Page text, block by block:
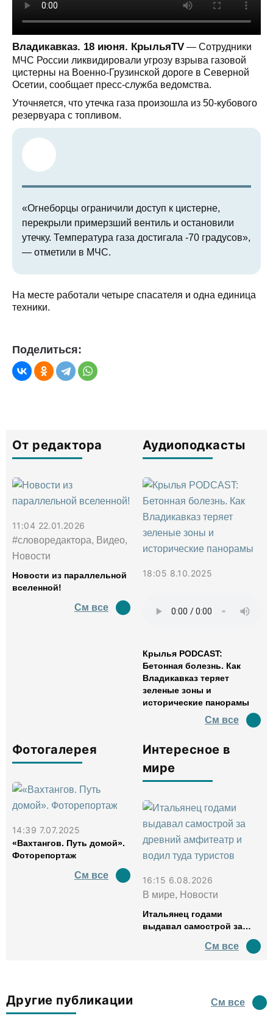
Владикавказ. 18 июня. КрыльяTV — Сотрудники
МЧС России ликвидировали угрозу взрыва газовой
цистерны на Военно-Грузинской дороге в Северной
Осетии, сообщает пресс-служба ведомства.
Уточняется, что утечка газа произошла из 50-кубового
резервуара с топливом.
«Огнеборцы ограничили доступ к цистерне,
перекрыли примерзший вентиль и остановили
утечку. Температура газа достигала -70 градусов»,
— отметили в МЧС.
На месте работали четыре спасателя и одна единица
техники.
Поделиться:
От редактора
11:04 22.01.2026
#словоредактора, Видео,
Новости
Новости из параллельной
вселенной!
См все
Аудиоподкасты
18:05 8.10.2025
Крылья PODCAST:
Бетонная болезнь. Как
Владикавказ теряет
зеленые зоны и
исторические панорамы
См все
Фотогалерея
14:39 7.07.2025
«Вахтангов. Путь домой».
Фоторепортаж
См все
Интересное в
мире
16:15 6.08.2026
В мире, Новости
Итальянец годами
выдавал самострой за
водил туда туристов
См все
Другие публикации См все